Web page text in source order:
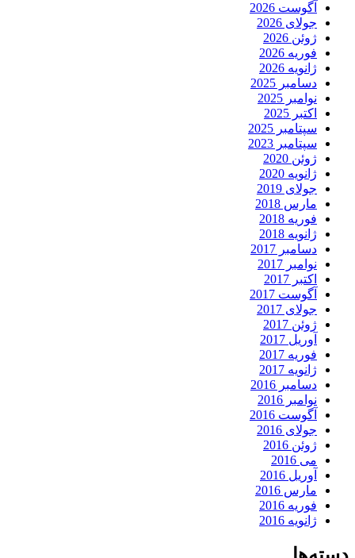
آگوست 2026
جولای 2026
ژوئن 2026
فوریه 2026
ژانویه 2026
دسامبر 2025
نوامبر 2025
اکتبر 2025
سپتامبر 2025
سپتامبر 2023
ژوئن 2020
ژانویه 2020
جولای 2019
مارس 2018
فوریه 2018
ژانویه 2018
دسامبر 2017
نوامبر 2017
اکتبر 2017
آگوست 2017
جولای 2017
ژوئن 2017
آوریل 2017
فوریه 2017
ژانویه 2017
دسامبر 2016
نوامبر 2016
آگوست 2016
جولای 2016
ژوئن 2016
می 2016
آوریل 2016
مارس 2016
فوریه 2016
ژانویه 2016